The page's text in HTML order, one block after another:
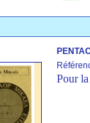
Pour